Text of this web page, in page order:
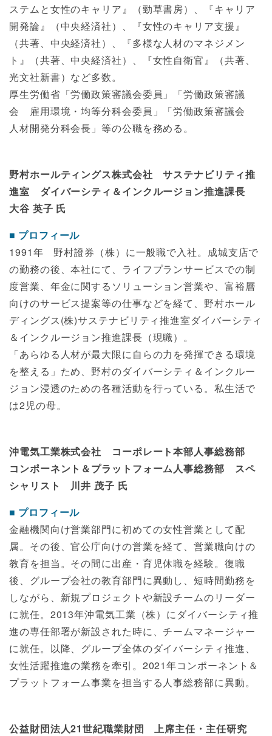
ステムと女性のキャリア』（勁草書房）、『キャリア
開発論』（中央経済社）、『女性のキャリア支援』
（共著、中央経済社）、『多様な人材のマネジメン
ト』（共著、中央経済社）、『女性自衛官』（共著、
光文社新書）など多数。
厚生労働省「労働政策審議会委員」「労働政策審議
会 雇用環境・均等分科会委員」「労働政策審議会
人材開発分科会長」等の公職を務める。
野村ホールティングス株式会社 サステナビリティ推
進室 ダイバーシティ＆インクルージョン推進課長
大谷 英子 氏
プロフィール
1991年 野村證券（株）に一般職で入社。成城支店で
の勤務の後、本社にて、ライフプランサービスでの制
度営業、年金に関するソリューション営業や、富裕層
向けのサービス提案等の仕事などを経て、野村ホール
ディングス(株)サステナビリティ推進室ダイバーシティ
＆インクルージョン推進課長（現職）。
「あらゆる人材が最大限に自らの力を発揮できる環境
を整える」ため、野村のダイバーシティ＆インクルー
ジョン浸透のための各種活動を行っている。私生活で
は2児の母。
沖電気工業株式会社 コーポレート本部人事総務部
コンポーネント＆プラットフォーム人事総務部 スペ
シャリスト 川井 茂子 氏
プロフィール
金融機関向け営業部門に初めての女性営業として配
属。その後、官公庁向けの営業を経て、営業職向けの
教育を担当。その間に出産・育児休職を経験。復職
後、グループ会社の教育部門に異動し、短時間勤務を
しながら、新規プロジェクトや新設チームのリーダー
に就任。2013年沖電気工業（株）にダイバーシティ推
進の専任部署が新設された時に、チームマネージャー
に就任。以降、グループ全体のダイバーシティ推進、
女性活躍推進の業務を牽引。2021年コンポーネント＆
プラットフォーム事業を担当する人事総務部に異動。
公益財団法人21世紀職業財団 上席主任・主任研究